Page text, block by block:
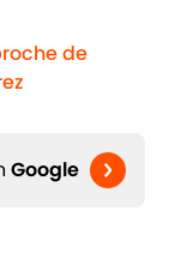
de
Google